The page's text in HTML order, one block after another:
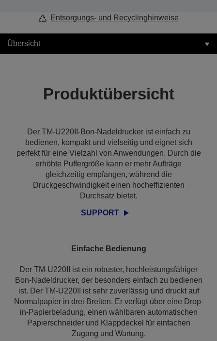
Entsorgungs- und Recyclinghinweise
Übersicht
Produktübersicht
Der TM-U220II-Bon-Nadeldrucker ist einfach zu
bedienen, kompakt und vielseitig und eignet sich
perfekt für eine Vielzahl von Anwendungen. Durch die
erhöhte Puffergröße kann er mehr Aufträge
gleichzeitig empfangen, während die
Druckgeschwindigkeit einen hocheffizienten
Durchsatz bietet.
SUPPORT
Einfache Bedienung
Der TM-U220II ist ein robuster, hochleistungsfähiger
Bon-Nadeldrucker, der besonders einfach zu bedienen
ist. Der TM-U220II ist sehr zuverlässig und druckt auf
Normalpapier in drei Breiten. Er verfügt über eine Drop-
in-Papierbeladung, einen wählbaren automatischen
Papierschneider und Klappdeckel für einfachen
Zugang und Wartung.